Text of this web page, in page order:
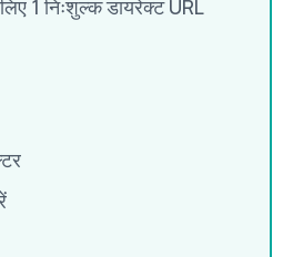
1 निःशुल्क डायरेक्ट URL